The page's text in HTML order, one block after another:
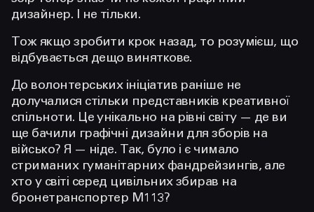
дизайнер. І не тільки.
Тож якщо зробити крок назад, то розумієш, що
відбувається дещо виняткове.
До волонтерських ініціатив раніше не
долучалися стільки представників креативної
спільноти. Це унікально на рівні світу — де ви
ще бачили графічні дизайни для зборів на
військо? Я — ніде. Так, було і є чимало
стриманих гуманітарних фандрейзингів, але
хто у світі серед цивільних збирав на
бронетранспортер М113?